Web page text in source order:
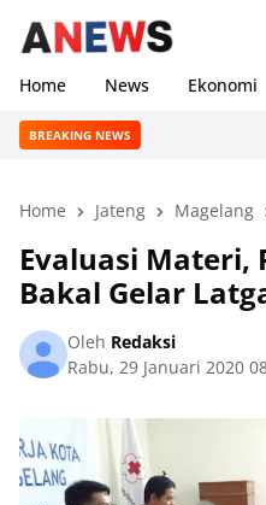
Home News Ekonomi
BREAKING NEWS
Home Jateng Magelang
Evaluasi Materi,
Bakal Gelar
Oleh Redaksi
Rabu, 29 Januari 2020